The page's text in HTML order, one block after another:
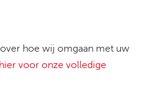
hoe wij omgaan met uw
voor onze volledige